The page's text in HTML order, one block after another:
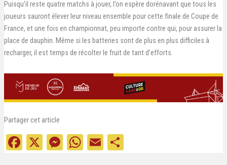
Puisqu’il reste quatre matchs à jouer, l’on espère dorénavant que tous les
joueurs sauront élever leur niveau ensemble pour cette finale de Coupe de
France, et une fois en championnat, peu importe contre qui, pour assurer la
place de dauphin. Même si les batteries sont de plus en plus difficiles à
recharger, il est temps de récolter le fruit de tant d’efforts.
Partager cet article
Fa X M W E
Pa